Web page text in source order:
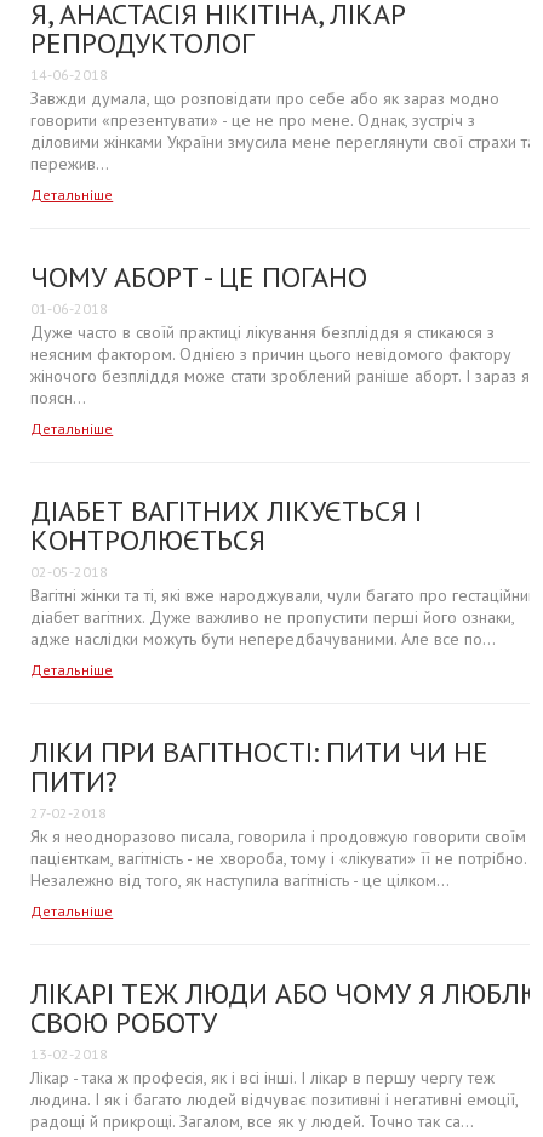
Я, АНАСТАСІЯ НІКІТІНА, ЛІКАР
РЕПРОДУКТОЛОГ
14-06-2018
Завжди думала, що розповідати про себе або як зараз модно
говорити «презентувати» - це не про мене. Однак, зустріч з
діловими жінками України змусила мене переглянути свої страхи та
пережив...
Детальніше
ЧОМУ АБОРТ - ЦЕ ПОГАНО
01-06-2018
Дуже часто в своїй практиці лікування безпліддя я стикаюся з
неясним фактором. Однією з причин цього невідомого фактору
жіночого безпліддя може стати зроблений раніше аборт. І зараз я
поясн...
Детальніше
ДІАБЕТ ВАГІТНИХ ЛІКУЄТЬСЯ І
КОНТРОЛЮЄТЬСЯ
02-05-2018
Вагітні жінки та ті, які вже народжували, чули багато про гестаційний
діабет вагітних. Дуже важливо не пропустити перші його ознаки,
адже наслідки можуть бути непередбачуваними. Але все по...
Детальніше
ЛІКИ ПРИ ВАГІТНОСТІ: ПИТИ ЧИ НЕ
ПИТИ?
27-02-2018
Як я неодноразово писала, говорила і продовжую говорити своїм
пацієнткам, вагітність - не хвороба, тому і «лікувати» її не потрібно.
Незалежно від того, як наступила вагітність - це цілком...
Детальніше
ЛІКАРІ ТЕЖ ЛЮДИ АБО ЧОМУ Я
СВОЮ РОБОТУ
13-02-2018
Лікар - така ж професія, як і всі інші. І лікар в першу чергу теж
людина. І як і багато людей відчуває позитивні і негативні емоції,
радощі й прикрощі. Загалом, все як у людей. Точно так са...